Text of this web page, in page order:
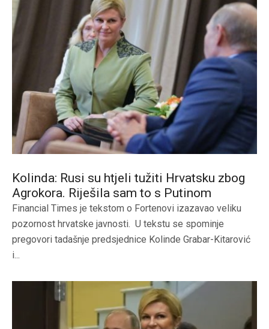
Kolinda: Rusi su htjeli tužiti Hrvatsku zbog
Agrokora. Riješila sam to s Putinom
Financial Times je tekstom o Fortenovi izazavao veliku
pozornost hrvatske javnosti. U tekstu se spominje
pregovori tadašnje predsjednice Kolinde Grabar-Kitarović
i...